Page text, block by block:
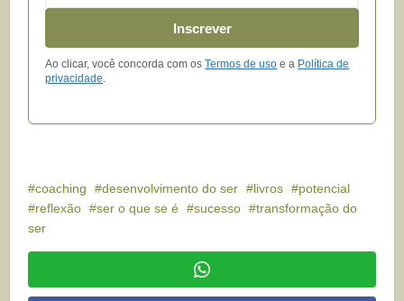
Inscrever
Ao clicar, você concorda com osTermos de uso e a Política de
privacidade.
coaching desenvolvimento do ser livros
potencial
reflexão
ser o que se é sucesso
transformação do
ser